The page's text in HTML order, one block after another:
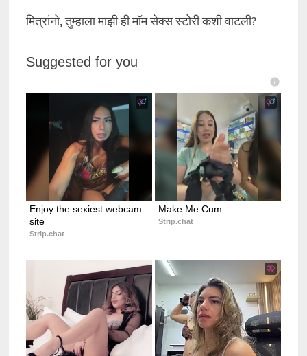
मित्रांनो, तुम्हाला माझी ही मॉम सेक्स स्टोरी कशी वाटली?
Suggested for you
Enjoy the sexiest webcam
site
Strip.chat
Make Me Cum
Strip.chat